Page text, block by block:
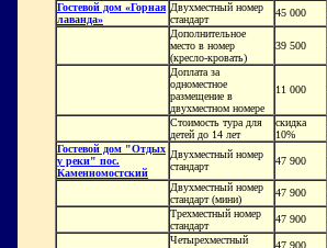
Гостевой дом «Горная
лаванда»
Двухместный номер
стандарт
45 000
Дополнительное
место в номер
(кресло-кровать)
39 500
Доплата за
одноместное
размещение в
двухместном номере
11 000
Стоимость тура для
детей до 14 лет
скидка
10%
Гостевой дом "Отдых
у реки" пос.
Каменномостский
Двухместный номер
стандарт
47 900
Двухместный номер
стандарт (мини)
47 900
Трехместный номер
стандарт
47 900
Четырехместный
47 900